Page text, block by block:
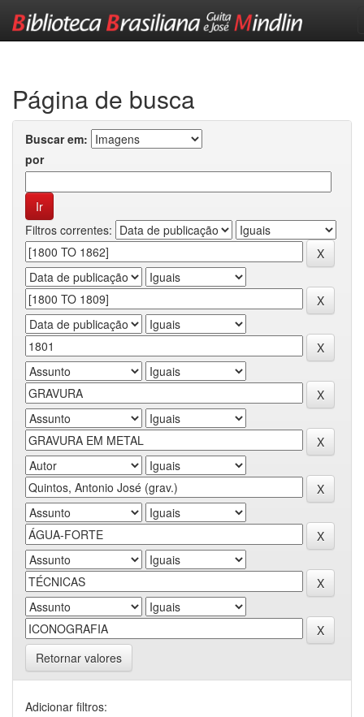
Página de busca
Buscar em:
por
Filtros correntes:
Retornar valores
Adicionar filtros: